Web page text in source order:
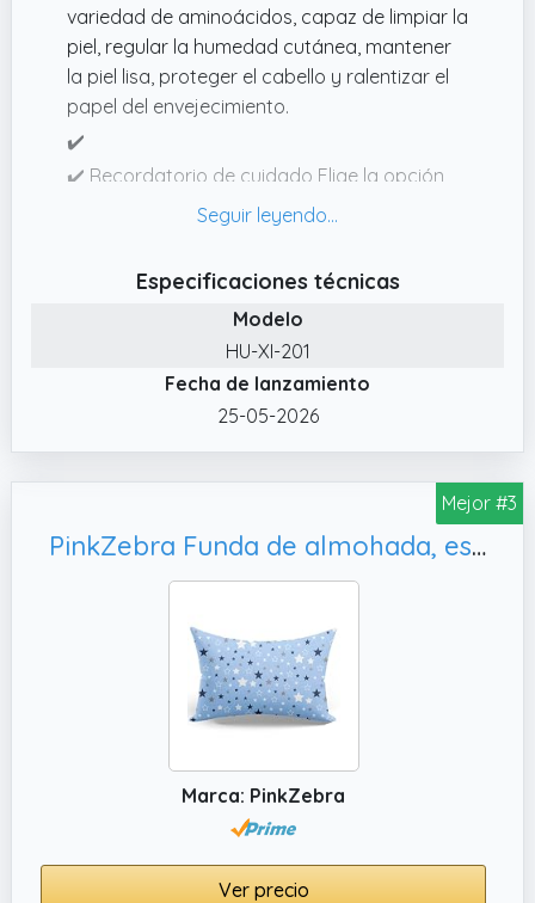
variedad de aminoácidos, capaz de limpiar la
piel, regular la humedad cutánea, mantener
la piel lisa, proteger el cabello y ralentizar el
papel del envejecimiento.
✔️
✔️ Recordatorio de cuidado Elige la opción
gratuita «Esto es un regalo» al finalizar la
de envío directamente en la caja de regalo
de la funda de almohada de seda.
✔️ Escuchamos seriamente las opiniones y
prestamos atención a la protección del
medioambiente, con el fin de reducir la
contaminación y los residuos ambientales,
embalaje, utilizamos bolsas de alta calidad y
muy respetuosas con el medioambiente. Y
regalo para tus seres queridos, amigos,
esposas, maridos, hombres, mujeres y niños.
✔️ El paquete incluye 1 funda de almohada
de seda con cremallera lateral oculta para
✔️ Composición exterior 100 % pura seda
Especificaciones técnicas
Modelo
HU-XI-201
Fecha de lanzamiento
25-05-2026
Mejor #3
PinkZebra Funda de almohada, estrellas azules
Marca: PinkZebra
Ver precio